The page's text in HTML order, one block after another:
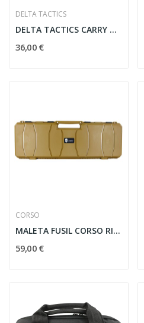
DELTA TACTICS
DELTA TACTICS CARRY BAG 85CM TAN
36,00 €
CORSO
MALETA FUSIL CORSO RIGIDA CORSAIR MK1 100CM COYOTE
59,00 €